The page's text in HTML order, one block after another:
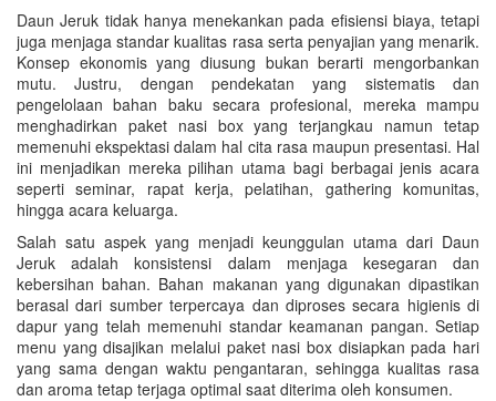
Daun Jeruk tidak hanya menekankan pada efisiensi biaya, tetapi
juga menjaga standar kualitas rasa serta penyajian yang menarik.
Konsep ekonomis yang diusung bukan berarti mengorbankan
mutu. Justru, dengan pendekatan yang sistematis dan
pengelolaan bahan baku secara profesional, mereka mampu
menghadirkan paket nasi box yang terjangkau namun tetap
memenuhi ekspektasi dalam hal cita rasa maupun presentasi. Hal
ini menjadikan mereka pilihan utama bagi berbagai jenis acara
seperti seminar, rapat kerja, pelatihan, gathering komunitas,
hingga acara keluarga.
Salah satu aspek yang menjadi keunggulan utama dari Daun
Jeruk adalah konsistensi dalam menjaga kesegaran dan
kebersihan bahan. Bahan makanan yang digunakan dipastikan
berasal dari sumber terpercaya dan diproses secara higienis di
dapur yang telah memenuhi standar keamanan pangan. Setiap
menu yang disajikan melalui paket nasi box disiapkan pada hari
yang sama dengan waktu pengantaran, sehingga kualitas rasa
dan aroma tetap terjaga optimal saat diterima oleh konsumen.